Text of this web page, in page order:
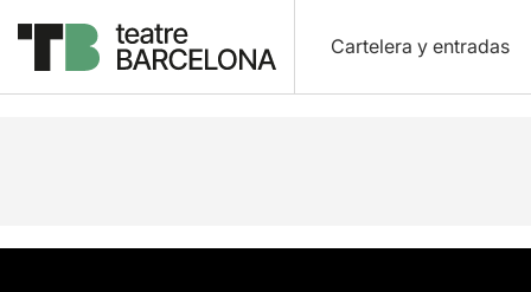
Cartelera y entradas
Descripción Ficha artística